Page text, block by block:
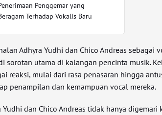
Penggemar yang
Terhadap Vokalis Baru
Adhyra Yudhi dan Chico Andreas sebagai
sorotan utama di kalangan pencinta musik.
reaksi, mulai dari rasa penasaran hingga
penampilan dan kemampuan vocal mereka.
Yudhi dan Chico Andreas tidak hanya